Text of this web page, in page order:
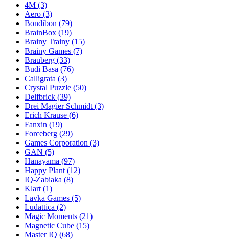
4M (3)
Aero (3)
Bondibon (79)
BrainBox (19)
Brainy Trainy (15)
Brainy Games (7)
Brauberg (33)
Budi Basa (76)
Calligrata (3)
Crystal Puzzle (50)
Delfbrick (39)
Drei Magier Schmidt (3)
Erich Krause (6)
Fanxin (19)
Forceberg (29)
Games Corporation (3)
GAN (5)
Hanayama (97)
Happy Plant (12)
IQ-Zabiaka (8)
Klart (1)
Lavka Games (5)
Ludattica (2)
Magic Moments (21)
Magnetic Cube (15)
Master IQ (68)